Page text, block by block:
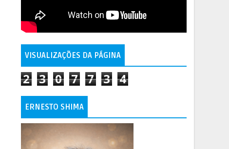
VISUALIZAÇÕES DA PÁGINA
2 3 0 7 7 3 4
ERNESTO SHIMA